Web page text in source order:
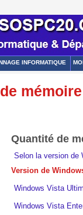
INFORMATIQUE
Quantité de
Selon la version de
Version de
Windows Vista
Windows Vista